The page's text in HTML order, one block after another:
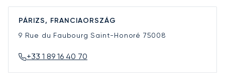
PÁRIZS, FRANCIAORSZÁG
9 Rue du Faubourg Saint-Honoré 75008
+33 1 89 16 40 70